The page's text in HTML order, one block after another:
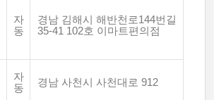
자
동
경남 김해시 해반천로144번길
35-41 102호 이마트편의점
자
동
경남 사천시 사천대로 912